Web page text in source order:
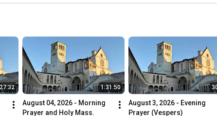
27:32 1:31:50
August 04, 2026 - Morning
Prayer and Holy Mass.
August 3, 2026 - Evening
Prayer (Vespers)